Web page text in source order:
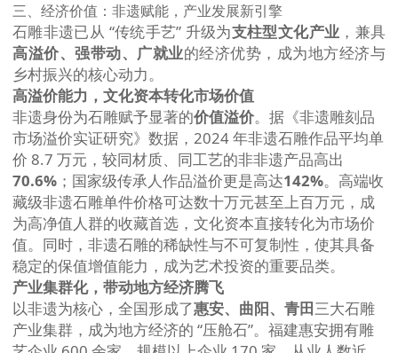
三、经济价值：非遗赋能，产业发展新引擎
石雕非遗已从 “传统手艺” 升级为支柱型文化产业 ，兼具
高溢价、强带动、广就业的经济优势，成为地方经济与
乡村振兴的核心动力。
高溢价能力，文化资本转化市场价值
非遗身份为石雕赋予显著的价值溢价。据《非遗雕刻品
市场溢价实证研究》数据，2024 年非遗石雕作品平均单
价 8.7 万元，较同材质、同工艺的非非遗产品高出
70.6% ；国家级传承人作品溢价更是高达142%。高端收
藏级非遗石雕单件价格可达数十万元甚至上百万元，成
为高净值人群的收藏首选，文化资本直接转化为市场价
值。同时，非遗石雕的稀缺性与不可复制性，使其具备
稳定的保值增值能力，成为艺术投资的重要品类。
产业集群化，带动地方经济腾飞
以非遗为核心，全国形成了惠安、曲阳、青田三大石雕
产业集群，成为地方经济的 “压舱石”。福建惠安拥有雕